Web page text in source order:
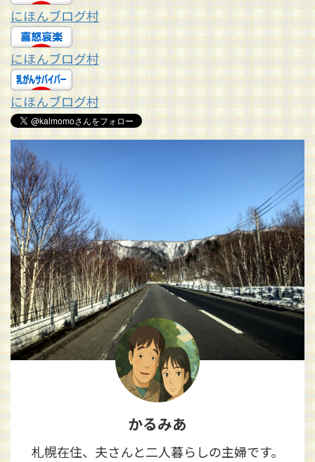
にほんブログ村
にほんブログ村
にほんブログ村
かるみあ
札幌在住、夫さんと二人暮らしの主婦です。